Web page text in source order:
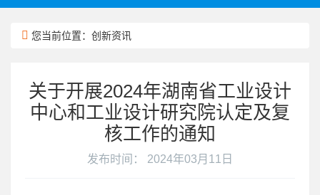
您当前位置：创新资讯
关于开展2024年湖南省工业设计
中心和工业设计研究院认定及复
核工作的通知
发布时间： 2024年03月11日